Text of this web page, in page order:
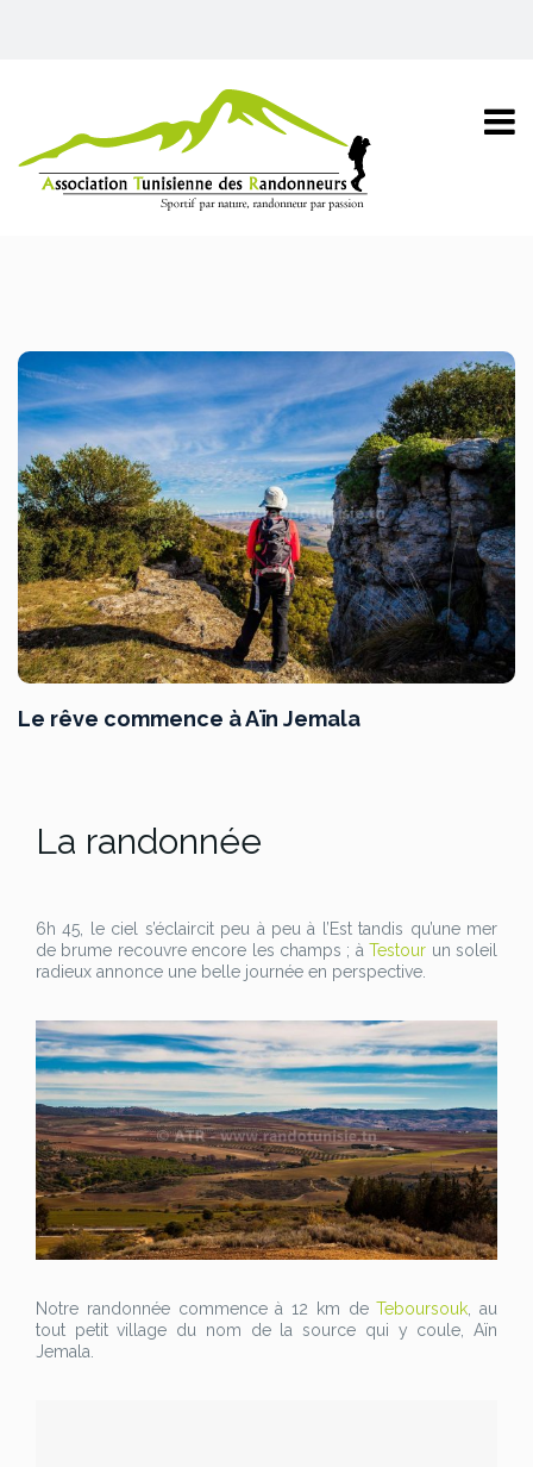
Le rêve commence à Aïn Jemala
La randonnée
6h 45, le ciel s’éclaircit peu à peu à l’Est tandis qu’une mer
de brume recouvre encore les champs ; àTestour un soleil
radieux annonce une belle journée en perspective.
Notre randonnée commence à 12 km deTeboursouk, au
tout petit village du nom de la source qui y coule, Aïn
Jemala.